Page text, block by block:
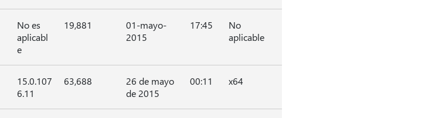
No es
aplicabl
e
19,881
01-mayo-
2015
17:45
No
aplicable
15.0.107
6.11
63,688
26 de mayo
de 2015
00:11 x64